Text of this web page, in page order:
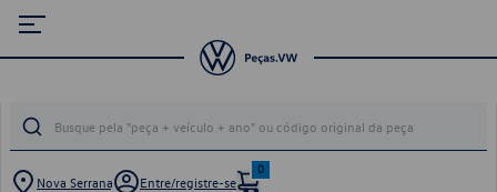
Nova Serrana Entre/registre-se
0